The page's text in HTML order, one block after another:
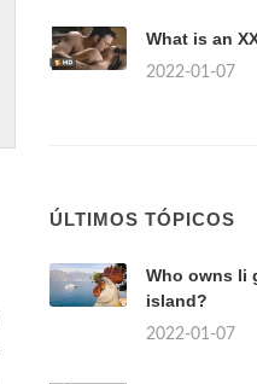
What is an
2022-01-07
ÚLTIMOS TÓPICOS
Who owns li
island?
2022-01-07